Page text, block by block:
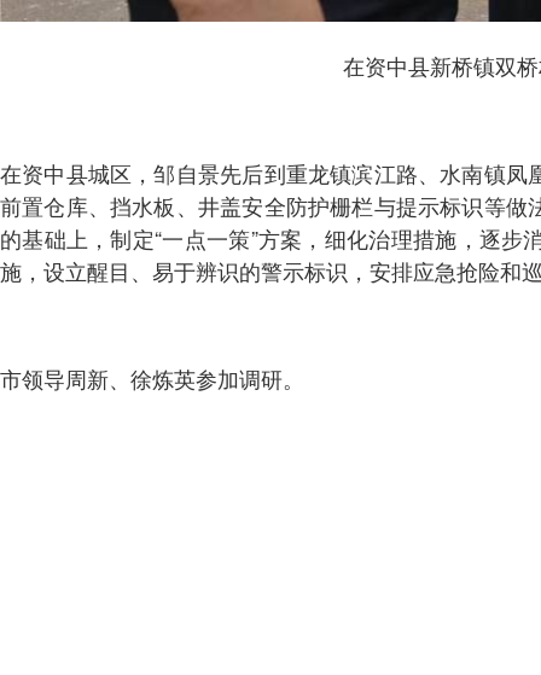
在资中县新桥镇双
在资中县城区，邹自景先后到重龙镇滨江路、水南镇
前置仓库、挡水板、井盖安全防护栅栏与提示标识等
的基础上，制定“一点一策”方案，细化治理措施，逐
施，设立醒目、易于辨识的警示标识，安排应急抢险和
市领导周新、徐炼英参加调研。